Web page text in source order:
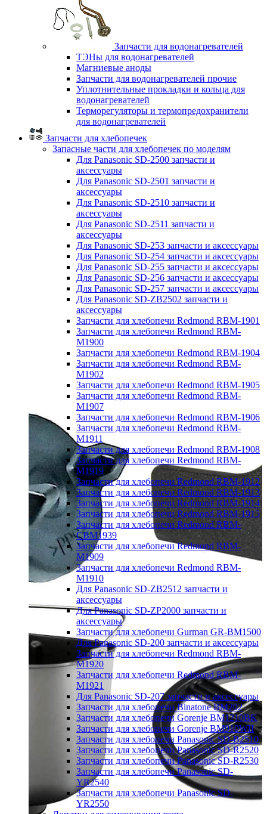
Запчасти для водонагревателей
ТЭНы для водонагревателей
Магниевые аноды
Запчасти для водонагревателей прочие
Уплотнительные прокладки и кольца для
водонагревателей
Терморегуляторы и термопредохранители
для водонагревателей
Запчасти для хлебопечек
Запасные части для хлебопечек по моделям
Для Panasonic SD-2500 запчасти и
аксессуары
Для Panasonic SD-2501 запчасти и
аксессуары
Для Panasonic SD-2510 запчасти и
аксессуары
Для Panasonic SD-2511 запчасти и
аксессуары
Для Panasonic SD-253 запчасти и аксессуары
Для Panasonic SD-254 запчасти и аксессуары
Для Panasonic SD-255 запчасти и аксессуары
Для Panasonic SD-256 запчасти и аксессуары
Для Panasonic SD-257 запчасти и аксессуары
Для Panasonic SD-ZB2502 запчасти и
аксессуары
Запчасти для хлебопечи Redmond RBM-1901
Запчасти для хлебопечи Redmond RBM-
M1900
Запчасти для хлебопечи Redmond RBM-1904
Запчасти для хлебопечи Redmond RBM-
M1902
Запчасти для хлебопечи Redmond RBM-1905
Запчасти для хлебопечи Redmond RBM-
M1907
Запчасти для хлебопечи Redmond RBM-1906
Запчасти для хлебопечи Redmond RBM-
M1911
Запчасти для хлебопечи Redmond RBM-1908
Запчасти для хлебопечи Redmond RBM-
M1919
Запчасти для хлебопечи Redmond RBM-1912
Запчасти для хлебопечи Redmond RBM-1913
Запчасти для хлебопечи Redmond RBM-1914
Запчасти для хлебопечи Redmond RBM-1915
Запчасти для хлебопечи Redmond RBM-
CBM1939
Запчасти для хлебопечи Redmond RBM-
M1909
Запчасти для хлебопечи Redmond RBM-
M1910
Для Panasonic SD-ZB2512 запчасти и
аксессуары
Для Panasonic SD-ZP2000 запчасти и
аксессуары
Запчасти для хлебопечи Gurman GR-BM1500
Для Panasonic SD-200 запчасти и аксессуары
Запчасти для хлебопечи Redmond RBM-
M1920
Запчасти для хлебопечи Redmond RBM-
M1921
Для Panasonic SD-207 запчасти и аксессуары
Запчасти для хлебопечи Binatone BM202
Запчасти для хлебопечи Gorenje BM1210BK
Запчасти для хлебопечи Gorenje BM910WII
Запчасти для хлебопечи Panasonic SD-B2510
Запчасти для хлебопечи Panasonic SD-R2520
Запчасти для хлебопечи Panasonic SD-R2530
Запчасти для хлебопечи Panasonic SD-
YR2540
Запчасти для хлебопечи Panasonic SD-
YR2550